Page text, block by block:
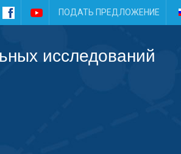
FacebookYouTubeПОДАТЬ ПРЕДЛОЖЕНИЕ
исследований